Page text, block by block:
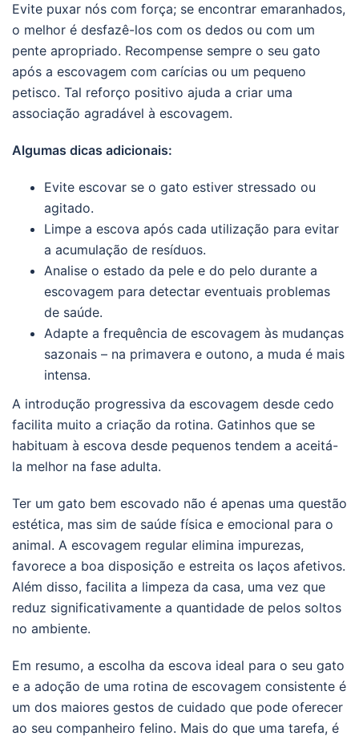
Evite puxar nós com força; se encontrar emaranhados,
o melhor é desfazê-los com os dedos ou com um
pente apropriado. Recompense sempre o seu gato
após a escovagem com carícias ou um pequeno
petisco. Tal reforço positivo ajuda a criar uma
associação agradável à escovagem.
Algumas dicas adicionais:
Evite escovar se o gato estiver stressado ou
agitado.
Limpe a escova após cada utilização para evitar
a acumulação de resíduos.
Analise o estado da pele e do pelo durante a
escovagem para detectar eventuais problemas
de saúde.
Adapte a frequência de escovagem às mudanças
sazonais – na primavera e outono, a muda é mais
intensa.
A introdução progressiva da escovagem desde cedo
facilita muito a criação da rotina. Gatinhos que se
habituam à escova desde pequenos tendem a aceitá-
la melhor na fase adulta.
Ter um gato bem escovado não é apenas uma questão
estética, mas sim de saúde física e emocional para o
animal. A escovagem regular elimina impurezas,
favorece a boa disposição e estreita os laços afetivos.
Além disso, facilita a limpeza da casa, uma vez que
reduz significativamente a quantidade de pelos soltos
no ambiente.
Em resumo, a escolha da escova ideal para o seu gato
e a adoção de uma rotina de escovagem consistente é
um dos maiores gestos de cuidado que pode oferecer
ao seu companheiro felino. Mais do que uma tarefa, é